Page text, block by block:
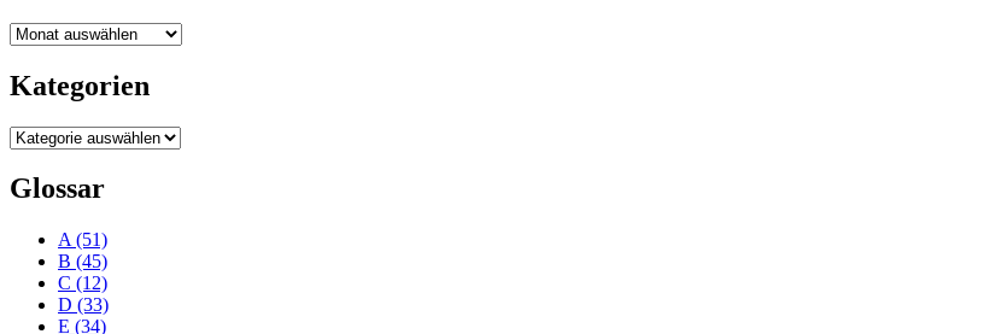
Blogarchiv
Kategorien
Kategorien
Glossar
A (51)
B (45)
C (12)
D (33)
E (34)